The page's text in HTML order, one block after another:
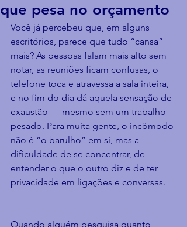
que pesa no orçamento
Você já percebeu que, em alguns
escritórios, parece que tudo “cansa”
mais? As pessoas falam mais alto sem
notar, as reuniões ficam confusas, o
telefone toca e atravessa a sala inteira,
e no fim do dia dá aquela sensação de
exaustão — mesmo sem um trabalho
pesado. Para muita gente, o incômodo
não é “o barulho” em si, mas a
dificuldade de se concentrar, de
entender o que o outro diz e de ter
privacidade em ligações e conversas.
Quando alguém pesquisa quanto